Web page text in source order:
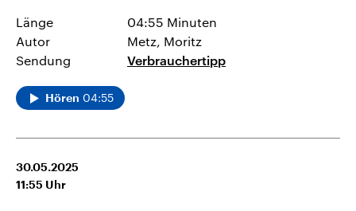
Länge
04:55 Minuten
Autor
Metz, Moritz
Sendung
Verbrauchertipp
Hören 04:55
30.05.2025
11:55 Uhr